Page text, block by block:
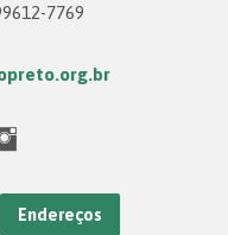
7769
Endereços